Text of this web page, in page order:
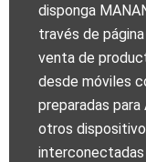
disponga
través de
venta de
desde móviles
preparadas para
otros
interconectadas